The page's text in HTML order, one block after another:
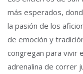
más esperados,
la pasión de los
de emoción y
congregan para vivir
adrenalina de correr